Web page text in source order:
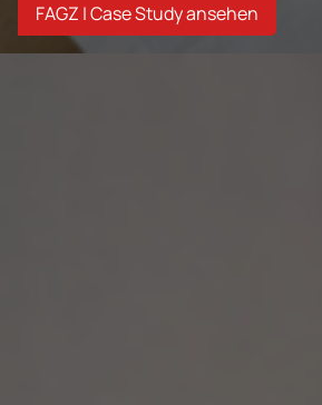
FAGZ | Case Study ansehen